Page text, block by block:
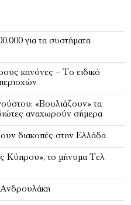
για τα συστήματα
κανόνες – Το ειδικό
«Βουλιάζουν» τα
αναχωρούν σήμερα
διακοπές στην Ελλάδα
Κύπρου», το μήνυμα Τελ